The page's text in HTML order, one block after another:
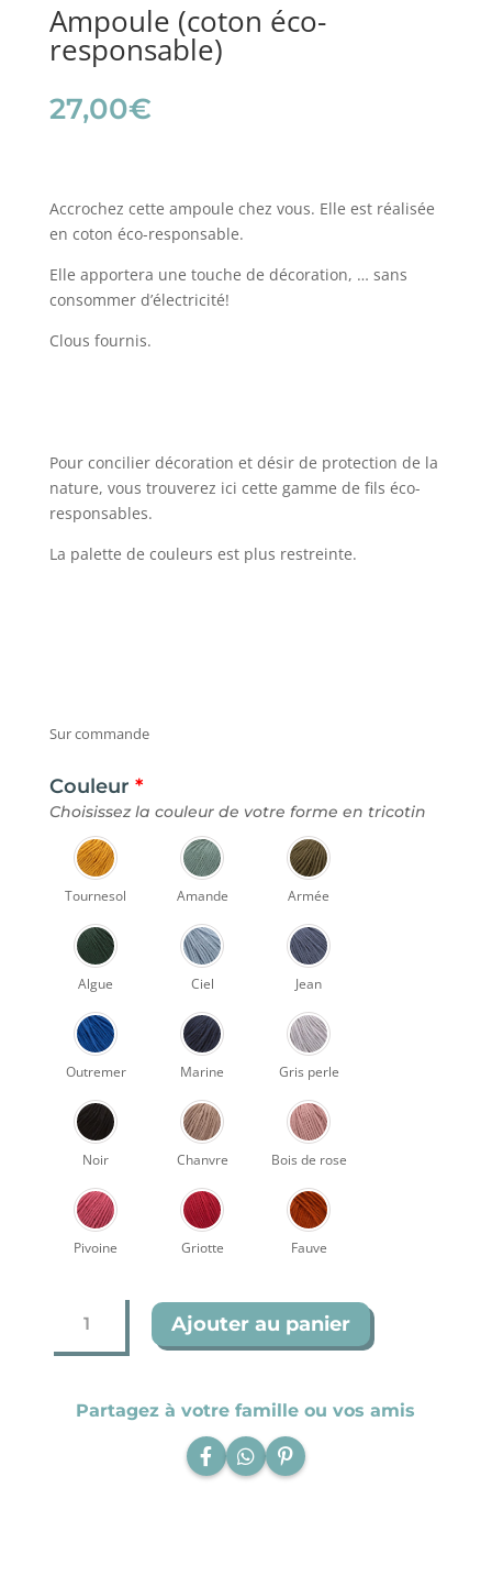
Ampoule (coton éco-
responsable)
27,00€
Accrochez cette ampoule chez vous. Elle est réalisée
en coton éco-responsable.
Elle apportera une touche de décoration, … sans
consommer d’électricité!
Clous fournis.
Pour concilier décoration et désir de protection de la
nature, vous trouverez ici cette gamme de fils éco-
responsables.
La palette de couleurs est plus restreinte.
Sur commande
Couleur *
Choisissez la couleur de votre forme en tricotin
Tournesol Amande Armée
Algue Ciel Jean
Outremer Marine Gris perle
Noir Chanvre Bois de rose
Pivoine Griotte Fauve
Ampoule
éco-
Ajouter au panier
Partagez à votre famille ou vos amis